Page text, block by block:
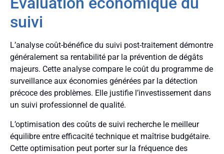
suivi
L’analyse coût-bénéfice du suivi post-traitement démontre
généralement sa rentabilité par la prévention de dégâts
majeurs. Cette analyse compare le coût du programme de
surveillance aux économies générées par la détection
précoce des problèmes. Elle justifie l’investissement dans
un suivi professionnel de qualité.
L’optimisation des coûts de suivi recherche le meilleur
équilibre entre efficacité technique et maîtrise budgétaire.
Cette optimisation peut porter sur la fréquence des